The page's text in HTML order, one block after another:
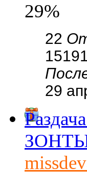
29%
22
29
ЗОНТЫ